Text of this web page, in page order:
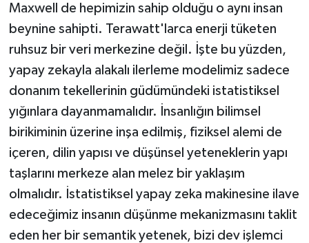
Maxwell de hepimizin sahip olduğu o aynı insan
beynine sahipti. Terawatt'larca enerji tüketen
ruhsuz bir veri merkezine değil. İşte bu yüzden,
yapay zekayla alakalı ilerleme modelimiz sadece
donanım tekellerinin güdümündeki istatistiksel
yığınlara dayanmamalıdır. İnsanlığın bilimsel
birikiminin üzerine inşa edilmiş, fiziksel alemi de
içeren, dilin yapısı ve düşünsel yeteneklerin yapı
taşlarını merkeze alan melez bir yaklaşım
olmalıdır. İstatistiksel yapay zeka makinesine ilave
edeceğimiz insanın düşünme mekanizmasını taklit
eden her bir semantik yetenek, bizi dev işlemci